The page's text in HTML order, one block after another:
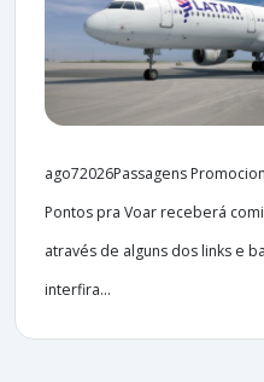
ago72026Passagens
Pontos pra Voar receberá
através de alguns dos links e
interfira...